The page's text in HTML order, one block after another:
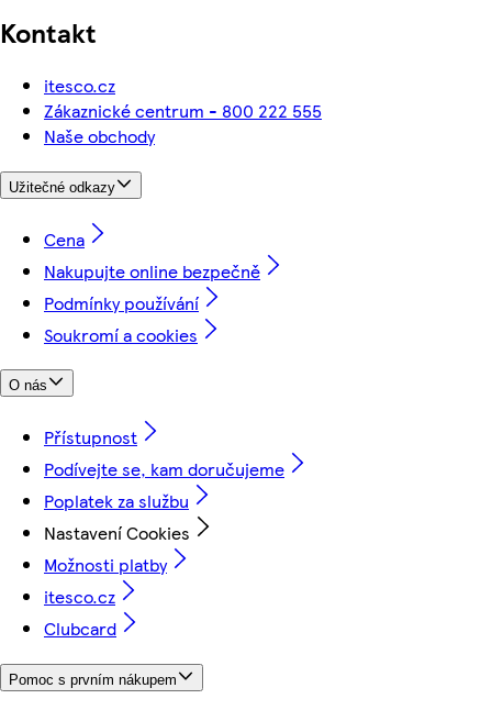
Kontakt
itesco.cz
Zákaznické centrum - 800 222 555
Naše obchody
Užitečné odkazy
Cena
Nakupujte online bezpečně
Podmínky používání
Soukromí a cookies
O nás
Přístupnost
Podívejte se, kam doručujeme
Poplatek za službu
Nastavení Cookies
Možnosti platby
itesco.cz
Clubcard
Pomoc s prvním nákupem